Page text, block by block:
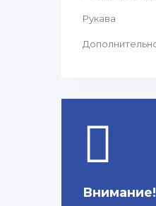
Рукава
Внимание!